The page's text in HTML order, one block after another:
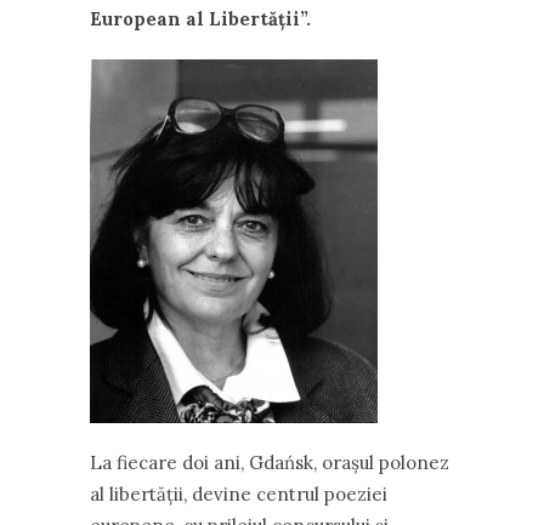
European al Libertății”.
La fiecare doi ani, Gdańsk, orașul polonez
al libertății, devine centrul poeziei